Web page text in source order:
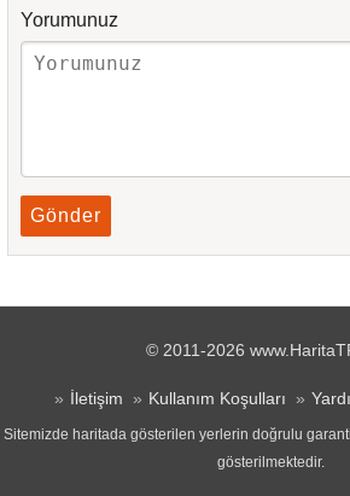
Yorumunuz
Gönder
© 2011-2026
İletişim Kullanım Koşulları
Sitemizde haritada gösterilen yerlerin doğrulu
gösterilmektedir.